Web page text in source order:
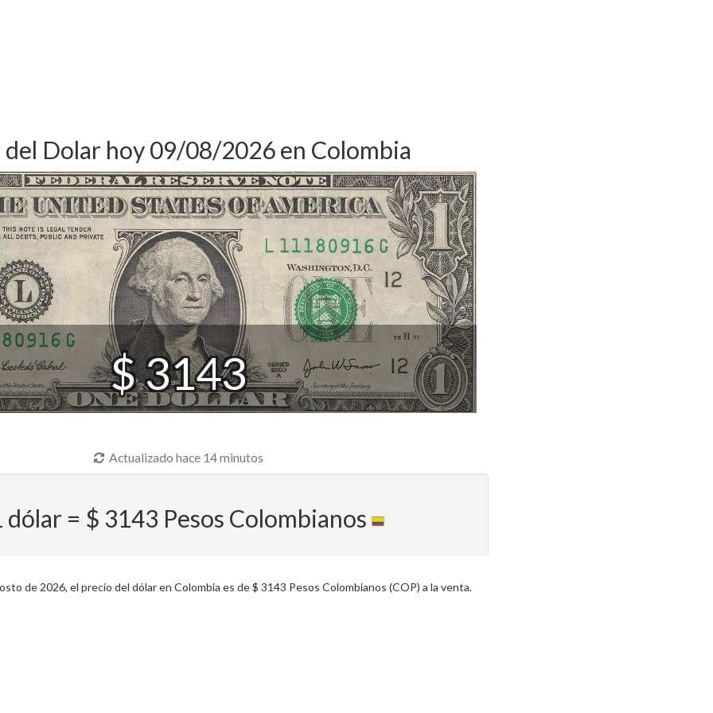
del Dolar hoy 09/08/2026 en Colombia
$ 3143
Actualizado hace 14 minutos
= $ 3143 Pesos Colombianos
de 2026, el precio del dólar en Colombia es de $ 3143 Pesos Colombianos (COP) a la venta.